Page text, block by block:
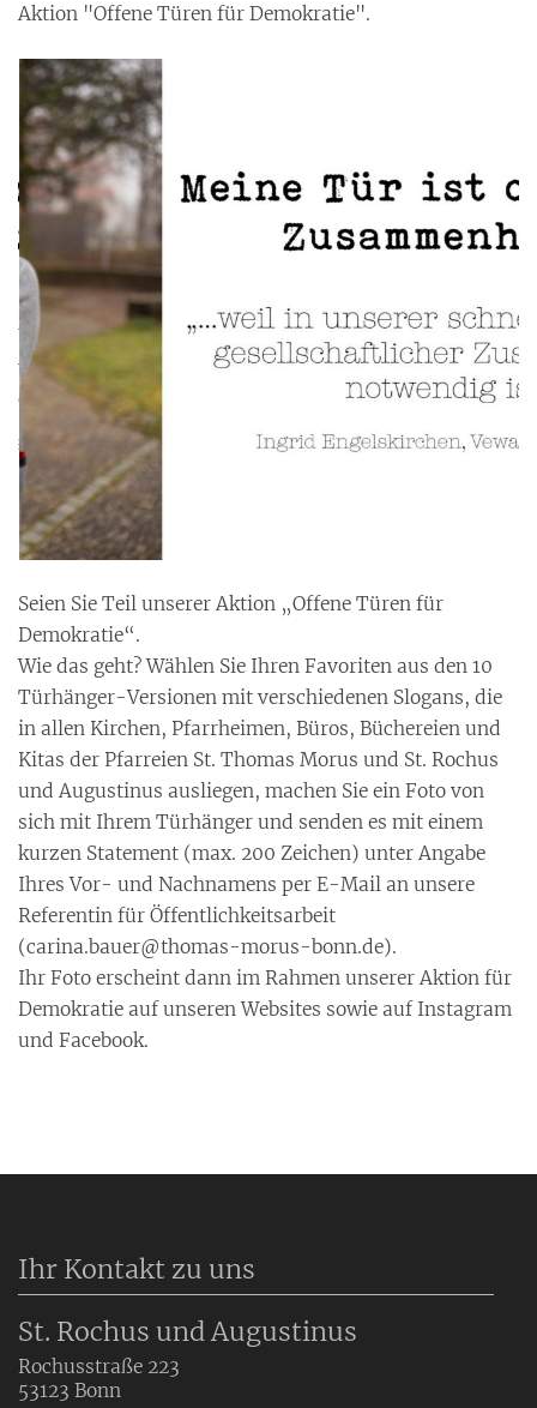
Aktion "Offene Türen für Demokratie".
Seien Sie Teil unserer Aktion „Offene Türen für
Demokratie“.
Wie das geht? Wählen Sie Ihren Favoriten aus den 10
Türhänger-Versionen mit verschiedenen Slogans, die
in allen Kirchen, Pfarrheimen, Büros, Büchereien und
Kitas der Pfarreien St. Thomas Morus und St. Rochus
und Augustinus ausliegen, machen Sie ein Foto von
sich mit Ihrem Türhänger und senden es mit einem
kurzen Statement (max. 200 Zeichen) unter Angabe
Ihres Vor- und Nachnamens per E-Mail an unsere
Referentin für Öffentlichkeitsarbeit
(carina.bauer@thomas-morus-bonn.de).
Ihr Foto erscheint dann im Rahmen unserer Aktion für
Demokratie auf unseren Websites sowie auf Instagram
und Facebook.
Ihr Kontakt zu uns
St. Rochus und Augustinus
Rochusstraße 223
53123 Bonn